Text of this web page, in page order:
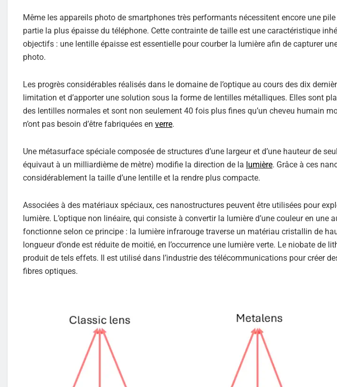
Même les appareils photo de smartphones très performants nécessitent encore une
partie la plus épaisse du téléphone. Cette contrainte de taille est une caractéristique
objectifs : une lentille épaisse est essentielle pour courber la lumière afin de capturer
photo.
Les progrès considérables réalisés dans le domaine de l’optique au cours des dix
limitation et d’apporter une solution sous la forme de lentilles métalliques. Elles sont
des lentilles normales et sont non seulement 40 fois plus fines qu’un cheveu humain
n’ont pas besoin d’être fabriquées en verre.
Une métasurface spéciale composée de structures d’une largeur et d’une hauteur de
équivaut à un milliardième de mètre) modifie la direction de la lumière. Grâce à ces
considérablement la taille d’une lentille et la rendre plus compacte.
Associées à des matériaux spéciaux, ces nanostructures peuvent être utilisées pour
lumière. L’optique non linéaire, qui consiste à convertir la lumière d’une couleur en une
fonctionne selon ce principe : la lumière infrarouge traverse un matériau cristallin de
longueur d’onde est réduite de moitié, en l’occurrence une lumière verte. Le niobate de
produit de tels effets. Il est utilisé dans l’industrie des télécommunications pour créer
fibres optiques.